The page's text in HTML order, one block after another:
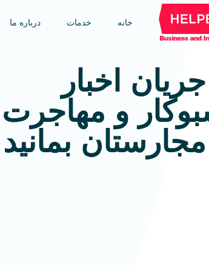
خانه خدمات درباره ما
اخبار
و مهاجرت
بمانید